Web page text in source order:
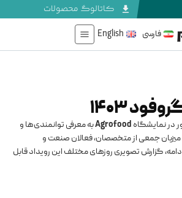
کاتالوگ محصولات
فارسی
English
1403
در نمایشگاهAgrofoodبه معرفی توانمندی‌ها و
جمعی از متخصصان، فعالان صنعت و
گزارش تصویری روزهای مختلف این رویداد قابل